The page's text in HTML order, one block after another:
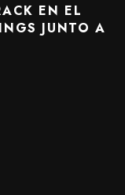
EN EL
JUNTO A